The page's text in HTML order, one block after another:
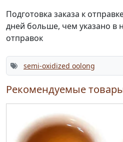
Подготовка заказа к
дней больше, чем указано в
отправок
semi-oxidized oolong
Рекомендуемые